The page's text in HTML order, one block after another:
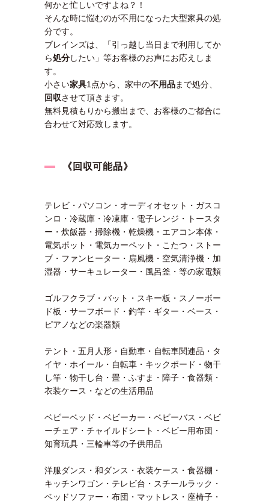
何かと忙しいですよね？！
そんな時に悩むのが不用になった大型家具の処
分です。
ブレインズは、「引っ越し当日まで利用してか
ら処分したい」等お客様のお声にお応えしま
す。
小さい家具1点から、家中の不用品まで処分、
回収させて頂きます。
無料見積もりから搬出まで、お客様のご都合に
合わせて対応致します。
《回収可能品》
テレビ・パソコン・オーディオセット・ガスコ
ンロ・冷蔵庫・冷凍庫・電子レンジ・トースタ
ー・炊飯器・掃除機・乾燥機・エアコン本体・
電気ポット・電気カーペット・こたつ・ストー
ブ・ファンヒーター・扇風機・空気清浄機・加
湿器・サーキュレーター・風呂釜・等の家電類
ゴルフクラブ・バット・スキー板・スノーボー
ド板・サーフボード・釣竿・ギター・ベース・
ピアノなどの楽器類
テント・五月人形・自動車・自転車関連品・タ
イヤ・ホイール・自転車・キックボード・物干
し竿・物干し台・畳・ふすま・障子・食器類・
衣装ケース・などの生活用品
ベビーベッド・ベビーカー・ベビーバス・ベビ
ーチェア・チャイルドシート・ベビー用布団・
知育玩具・三輪車等の子供用品
洋服ダンス・和ダンス・衣装ケース・食器棚・
キッチンワゴン・テレビ台・スチールラック・
ベッドソファー・布団・マットレス・座椅子・